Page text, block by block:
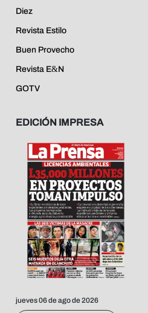
Diez
Revista Estilo
Buen Provecho
Revista E&N
GOTV
EDICIÓN IMPRESA
jueves 06 de ago de 2026